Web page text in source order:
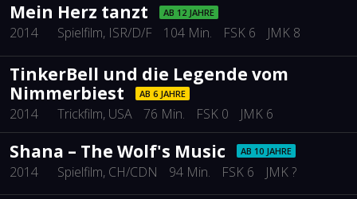
Mein Herz tanzt AB 12 JAHRE
2014 Spielfilm, ISR/D/F 104 Min. FSK 6 JMK 8
TinkerBell und die Legende vom
Nimmerbiest
AB 6 JAHRE
2014 Trickfilm, USA 76 Min. FSK 0 JMK 6
Shana – The Wolf's Music AB 10 JAHRE
2014 Spielfilm, CH/CDN 94 Min. FSK 6 JMK ?